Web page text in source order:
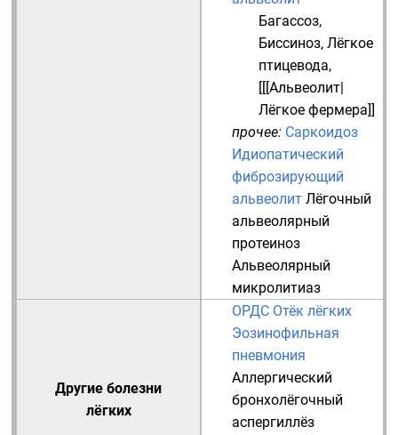
Багассоз,
Биссиноз, Лёгкое
птицевода,
[[[Альвеолит|
Лёгкое фермера]]
прочее: Саркоидоз
Идиопатический
фиброзирующий
альвеолит Лёгочный
альвеолярный
протеиноз
Альвеолярный
микролитиаз
Другие болезни
лёгких
ОРДС Отёк лёгких
Эозинофильная
пневмония
Аллергический
бронхолёгочный
аспергиллёз